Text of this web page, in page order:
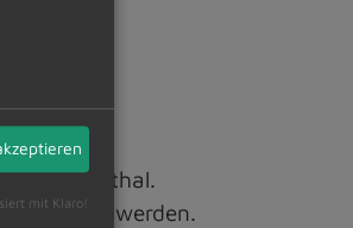
Vockenthal.
werden.
mit Klaro!